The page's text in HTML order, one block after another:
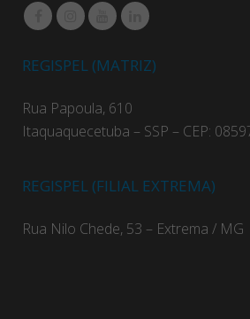
REGISPEL (MATRIZ)
Rua Papoula, 610
Itaquaquecetuba – SSP – CEP:
REGISPEL (FILIAL EXTREMA)
Rua Nilo Chede, 53 – Extrema / MG